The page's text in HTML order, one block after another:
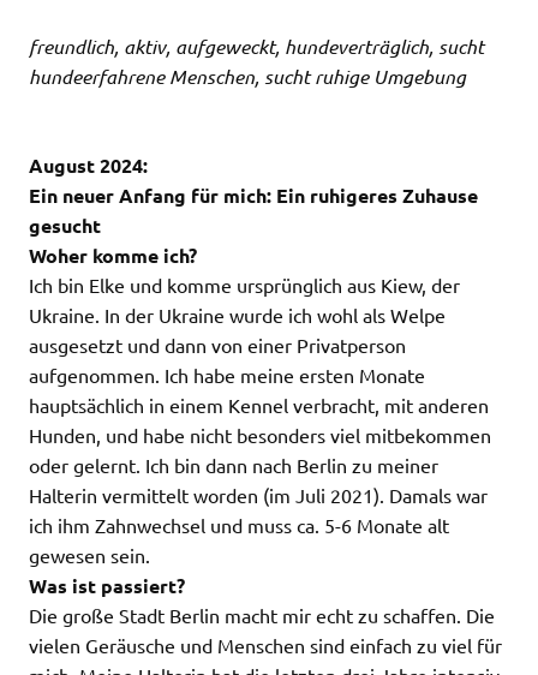
freundlich, aktiv, aufgeweckt, hundeverträglich, sucht
hundeerfahrene Menschen, sucht ruhige Umgebung
August 2024:
Ein neuer Anfang für mich: Ein ruhigeres Zuhause
gesucht
Woher komme ich?
Ich bin Elke und komme ursprünglich aus Kiew, der
Ukraine. In der Ukraine wurde ich wohl als Welpe
ausgesetzt und dann von einer Privatperson
aufgenommen. Ich habe meine ersten Monate
hauptsächlich in einem Kennel verbracht, mit anderen
Hunden, und habe nicht besonders viel mitbekommen
oder gelernt. Ich bin dann nach Berlin zu meiner
Halterin vermittelt worden (im Juli 2021). Damals war
ich ihm Zahnwechsel und muss ca. 5-6 Monate alt
gewesen sein.
Was ist passiert?
Die große Stadt Berlin macht mir echt zu schaffen. Die
vielen Geräusche und Menschen sind einfach zu viel für